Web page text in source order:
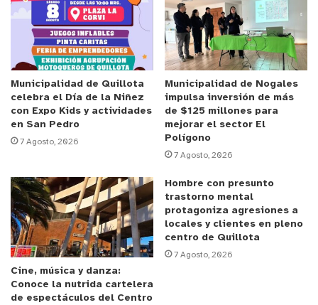
registro y detención para el imputado.
El jefe de la Biro Concón, subprefecto Carlos
Cugat, dio a conocer que el detenido es un sujeto
de 18 años, que se encontraba realizando el
servicio militar en Arica, por lo que se efectuaron
las coordinaciones pertinentes, siendo
aprehendido en el interior del regimiento de esa
El imputado fue puesto a disposición del Juzgado
de Arica, por el delito de robo con violencia,
mientras que en su vivienda ubicada en La Florida,
fueron incautadas diversas especies, entre ellas
munición 9 mm y cartuchos a fogueo, además de
elementos para cometer robos.
Municipalidad de Quillota
celebra el Día de la Niñez
con Expo Kids y actividades
en San Pedro
7 Agosto, 2026
Municipalidad de Nogales
impulsa inversión de más
de $125 millones para
mejorar el sector El
Polígono
7 Agosto, 2026
Cine, música y danza:
Conoce la nutrida cartelera
de espectáculos del Centro
Hombre con presunto
trastorno mental
protagoniza agresiones a
locales y clientes en pleno
centro de Quillota
7 Agosto, 2026